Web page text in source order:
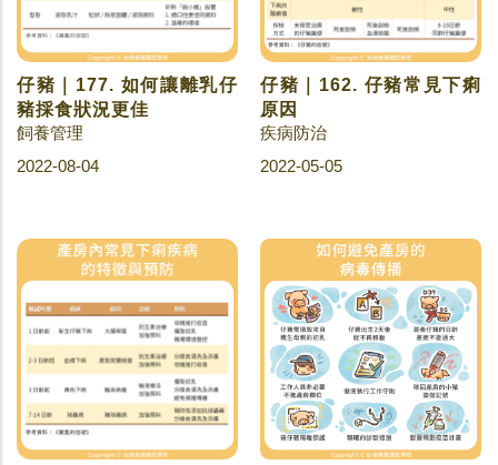
仔豬｜177. 如何讓離乳仔
豬採食狀況更佳
飼養管理
2022-08-04
仔豬｜162. 仔豬常見下痢
原因
疾病防治
2022-05-05